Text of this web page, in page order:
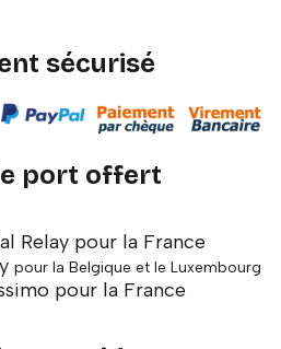
sécurisé
port offert
Relay pour la France
pour la Belgique et le Luxembourg
pour la France